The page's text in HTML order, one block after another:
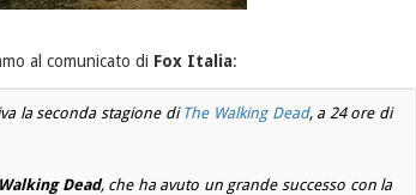
al comunicato di Fox Italia:
la seconda stagione di The Walking Dead, a 24 ore di
Dead, che ha avuto un grande successo con la